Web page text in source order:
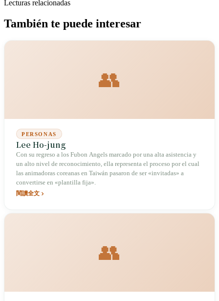
Lecturas relacionadas
También te puede interesar
👥
PERSONAS
Lee Ho-jung
Con su regreso a los Fubon Angels marcado por una alta asistencia y
un alto nivel de reconocimiento, ella representa el proceso por el cual
las animadoras coreanas en Taiwán pasaron de ser «invitadas» a
convertirse en «plantilla fija».
閱讀全文
👥